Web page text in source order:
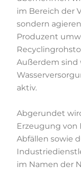
im Bereich der
sondern
Produzent
Außerdem sind
aktiv.
Abgerundet
Erzeugung von
Abfällen sowie
im Namen der